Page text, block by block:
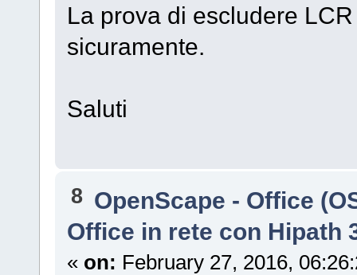
La prova di escludere
sicuramente.
Saluti
8 OpenScape - Office
Office in rete con Hipath
« on: February 27, 2016,